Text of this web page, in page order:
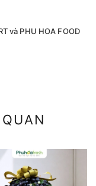
và PHU HOA FOOD